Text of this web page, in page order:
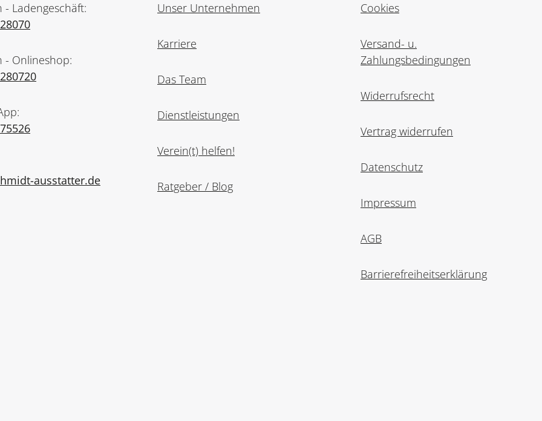
- Ladengeschäft:
- Onlineshop:
ausstatter.de
Unser Unternehmen
Karriere
Das Team
Dienstleistungen
Verein(t) helfen!
Ratgeber / Blog
Cookies
Versand- u.
Zahlungsbedingungen
Widerrufsrecht
Vertrag widerrufen
Datenschutz
Impressum
AGB
Barrierefreiheitserklärung